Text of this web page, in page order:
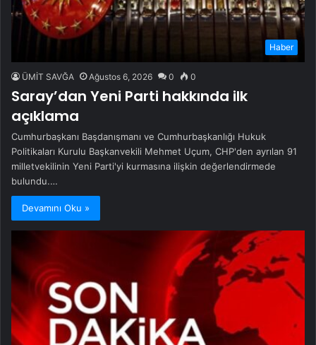
Haber
ÜMİT SAVĞA Ağustos 6, 2026 0 0
Saray’dan Yeni Parti hakkında ilk
açıklama
Cumhurbaşkanı Başdanışmanı ve Cumhurbaşkanlığı Hukuk
Politikaları Kurulu Başkanvekili Mehmet Uçum, CHP'den ayrılan 91
milletvekilinin Yeni Parti'yi kurmasına ilişkin değerlendirmede
bulundu.…
Devamını Oku »